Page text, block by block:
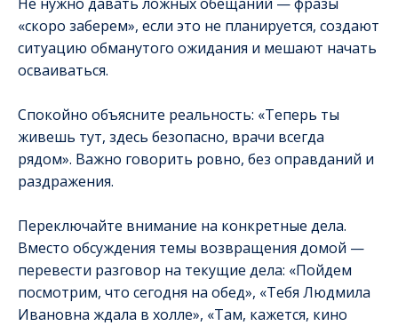
«скоро заберем», если это не планируется, создают
ситуацию обманутого ожидания и мешают начать
осваиваться.
Спокойно объясните реальность: «Теперь ты
живешь тут, здесь безопасно, врачи всегда
рядом». Важно говорить ровно, без оправданий и
раздражения.
Переключайте внимание на конкретные дела.
Вместо обсуждения темы возвращения домой —
перевести разговор на текущие дела: «Пойдем
посмотрим, что сегодня на обед», «Тебя Людмила
Ивановна ждала в холле», «Там, кажется, кино